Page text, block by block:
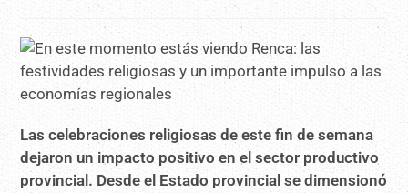
Las celebraciones religiosas de este fin de semana
dejaron un impacto positivo en el sector productivo
provincial. Desde el Estado provincial se dimensionó